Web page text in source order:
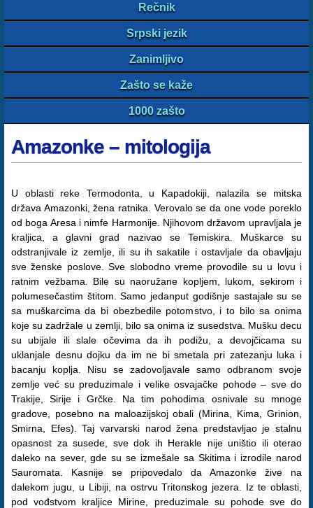
Rečnik
Srpski jezik
Zanimljivo
Zašto se kaže
1000 zašto
Amazonke – mitologija
U oblasti reke Termodonta, u Kapadokiji, nalazila se mitska
država Amazonki, žena ratnika. Verovalo se da one vode poreklo
od boga Aresa i nimfe Harmonije. Njihovom državom upravljala je
kraljica, a glavni grad nazivao se Temiskira. Muškarce su
odstranjivale iz zemlje, ili su ih sakatile i ostavljale da obavljaju
sve ženske poslove. Sve slobodno vreme provodile su u lovu i
ratnim vežbama. Bile su naoružane kopljem, lukom, sekirom i
polumesečastim štitom. Samo jedanput godišnje sastajale su se
sa muškarcima da bi obezbedile potomstvo, i to bilo sa onima
koje su zadržale u zemlji, bilo sa onima iz susedstva. Mušku decu
su ubijale ili slale očevima da ih podižu, a devojčicama su
uklanjale desnu dojku da im ne bi smetala pri zatezanju luka i
bacanju koplja. Nisu se zadovoljavale samo odbranom svoje
zemlje već su preduzimale i velike osvajačke pohode – sve do
Trakije, Sirije i Grčke. Na tim pohodima osnivale su mnoge
gradove, posebno na maloazijskoj obali (Mirina, Kima, Grinion,
Smirna, Efes). Taj varvarski narod žena predstavljao je stalnu
opasnost za susede, sve dok ih Herakle nije uništio ili oterao
daleko na sever, gde su se izmešale sa Skitima i izrodile narod
Sauromata. Kasnije se pripovedalo da Amazonke žive na
dalekom jugu, u Libiji, na ostrvu Tritonskog jezera. Iz te oblasti,
pod vođstvom kraljice Mirine, preduzimale su pohode sve do